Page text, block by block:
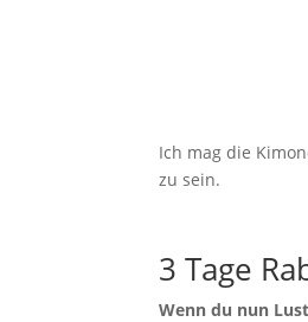
Ich mag die
zu sein.
3 Tage
Wenn du nun